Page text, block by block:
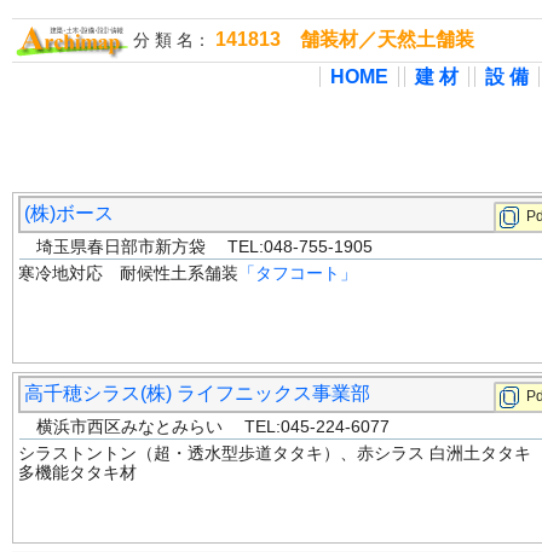
分 類 名： 141813 舗装材／天然土舗装
HOME
建 材 設 備
(株)ボース
埼玉県春日部市新方袋 TEL:048-755-1905
寒冷地対応 耐候性土系舗装 「タフコート」
高千穂シラス(株) ライフニックス事業部
横浜市西区みなとみらい TEL:045-224-6077
シラストントン（超・透水型歩道タタキ）、赤シラス 白洲土タタキ
多機能タタキ材